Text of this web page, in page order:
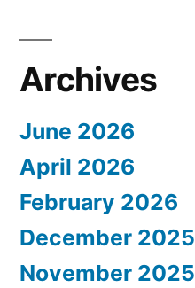
Archives
June 2026
April 2026
February 2026
December 2025
November 2025